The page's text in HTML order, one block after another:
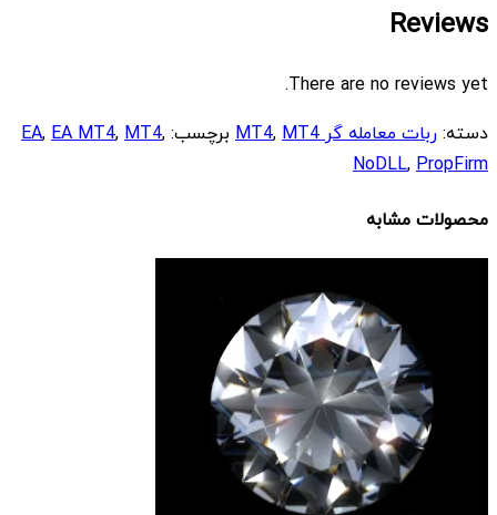
Reviews
There are no reviews yet.
دسته:ربات معامله گر MT4 ,MT4 برچسب: EA,EA MT4,MT4,
NoDLL,PropFirm
محصولات مشابه